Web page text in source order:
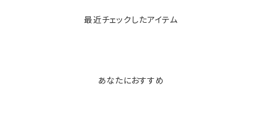
最近チェックしたアイテム
あなたにおすすめ